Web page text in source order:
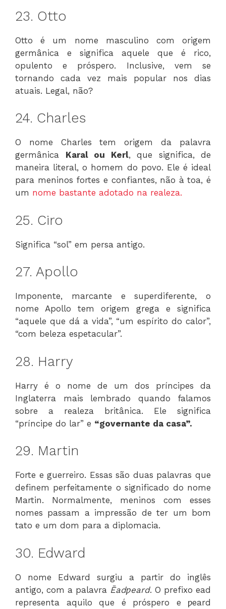
23. Otto
Otto é um nome masculino com origem
germânica e significa aquele que é rico,
opulento e próspero. Inclusive, vem se
tornando cada vez mais popular nos dias
atuais. Legal, não?
24. Charles
O nome Charles tem origem da palavra
germânica Karal ou Kerl, que significa, de
maneira literal, o homem do povo. Ele é ideal
para meninos fortes e confiantes, não à toa, é
um nome bastante adotado na realeza.
25. Ciro
Significa “sol” em persa antigo.
27. Apollo
Imponente, marcante e superdiferente, o
nome Apollo tem origem grega e significa
“aquele que dá a vida”, “um espírito do calor”,
“com beleza espetacular”.
28. Harry
Harry é o nome de um dos príncipes da
Inglaterra mais lembrado quando falamos
sobre a realeza britânica. Ele significa
“príncipe do lar” e “governante da casa”.
29. Martin
Forte e guerreiro. Essas são duas palavras que
definem perfeitamente o significado do nome
Martin. Normalmente, meninos com esses
nomes passam a impressão de ter um bom
tato e um dom para a diplomacia.
30. Edward
O nome Edward surgiu a partir do inglês
antigo, com a palavra Ēadƿeard. O prefixo ead
representa aquilo que é próspero e ƿeard